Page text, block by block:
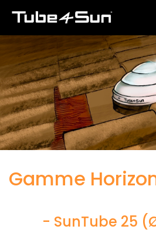
contenu
principal
Gamme
- SunTube 25